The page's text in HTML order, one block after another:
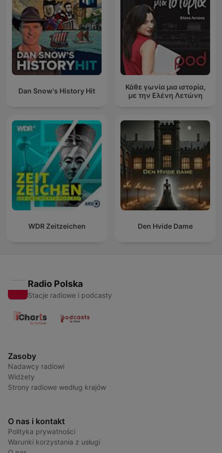
Dan Snow's History Hit
Κάθε γωνία μια ιστορία,
με την Ελένη Λετώνη
WDR Zeitzeichen Den Hvide Dame
Radio Polska
Stacje radiowe i podcasty
Zasoby
Nadawcy radiowi
Widżety
Strony radiowe według krajów
O nas i kontakt
Polityka prywatności
Warunki korzystania z usługi